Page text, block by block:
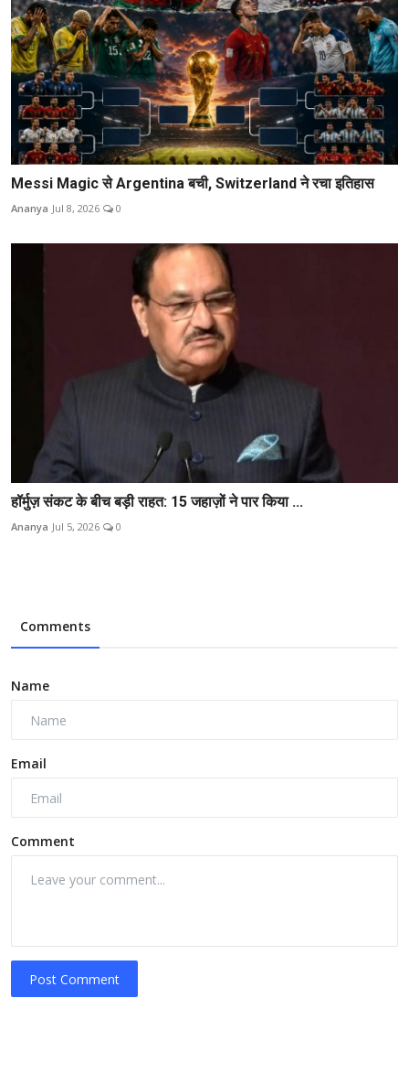
Messi Magic से Argentina बची, Switzerland ने रचा इतिहास
Ananya Jul 8, 2026 0
हॉर्मुज़ संकट के बीच बड़ी राहत: 15 जहाज़ों ने पार किया ...
Ananya Jul 5, 2026 0
Comments
Name
Email
Comment
Post Comment